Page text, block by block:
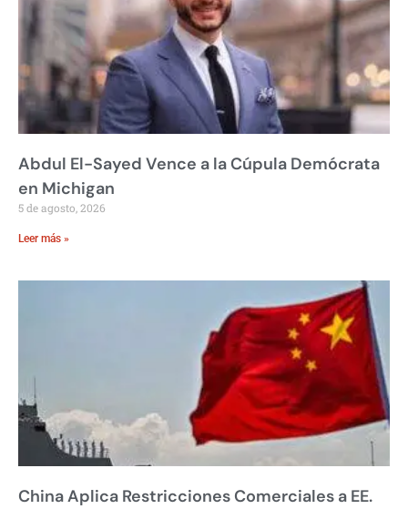
Abdul El-Sayed Vence a la Cúpula Demócrata
en Michigan
5 de agosto, 2026
Leer más »
China Aplica Restricciones Comerciales a EE.